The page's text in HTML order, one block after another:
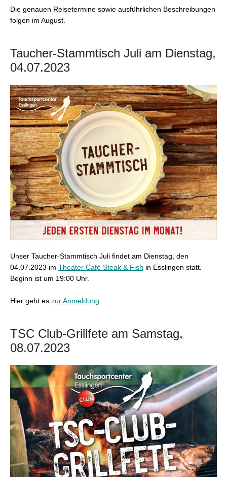
Die genauen Reisetermine sowie ausführlichen Beschreibungen
folgen im August.
Taucher-Stammtisch Juli am Dienstag,
04.07.2023
Unser Taucher-Stammtisch Juli findet am Dienstag, den
04.07.2023 im Theater Café Steak & Fish in Esslingen statt.
Beginn ist um 19:00 Uhr.
Hier geht es zur Anmeldung
TSC Club-Grillfete am Samstag,
08.07.2023